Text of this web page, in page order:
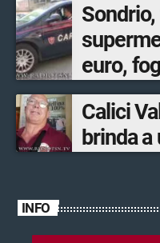
euro,
Calici
brinda a
INFO